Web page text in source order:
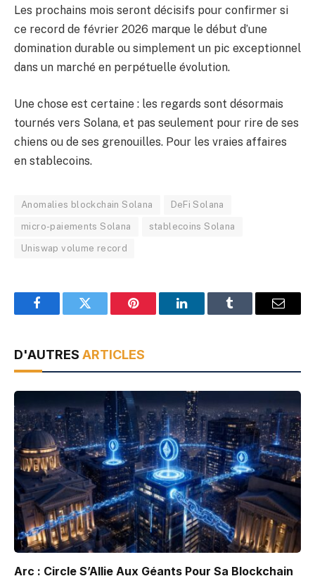
Les prochains mois seront décisifs pour confirmer si
ce record de février 2026 marque le début d’une
domination durable ou simplement un pic exceptionnel
dans un marché en perpétuelle évolution.
Une chose est certaine : les regards sont désormais
tournés vers Solana, et pas seulement pour rire de ses
chiens ou de ses grenouilles. Pour les vraies affaires
en stablecoins.
Anomalies blockchain Solana DeFi Solana
micro-paiements Solana stablecoins Solana
Uniswap volume record
FacebookTwitter Pinterest LinkedInTumblr Email
D'AUTRES ARTICLES
Arc : Circle S’Allie Aux Géants Pour Sa Blockchain